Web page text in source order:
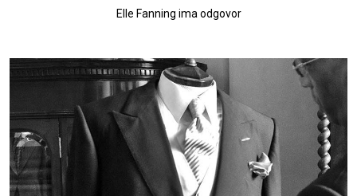
Elle Fanning ima odgovor